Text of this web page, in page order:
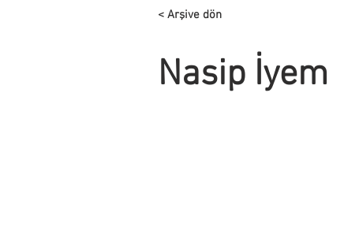
< Arşive dön
Nasip İyem